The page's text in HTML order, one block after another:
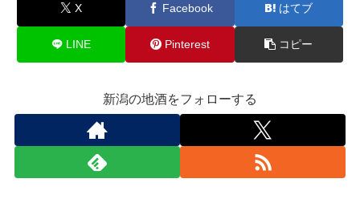
X Facebook はてブ
LINE Pinterest コピー
新潟の地酒をフォローする